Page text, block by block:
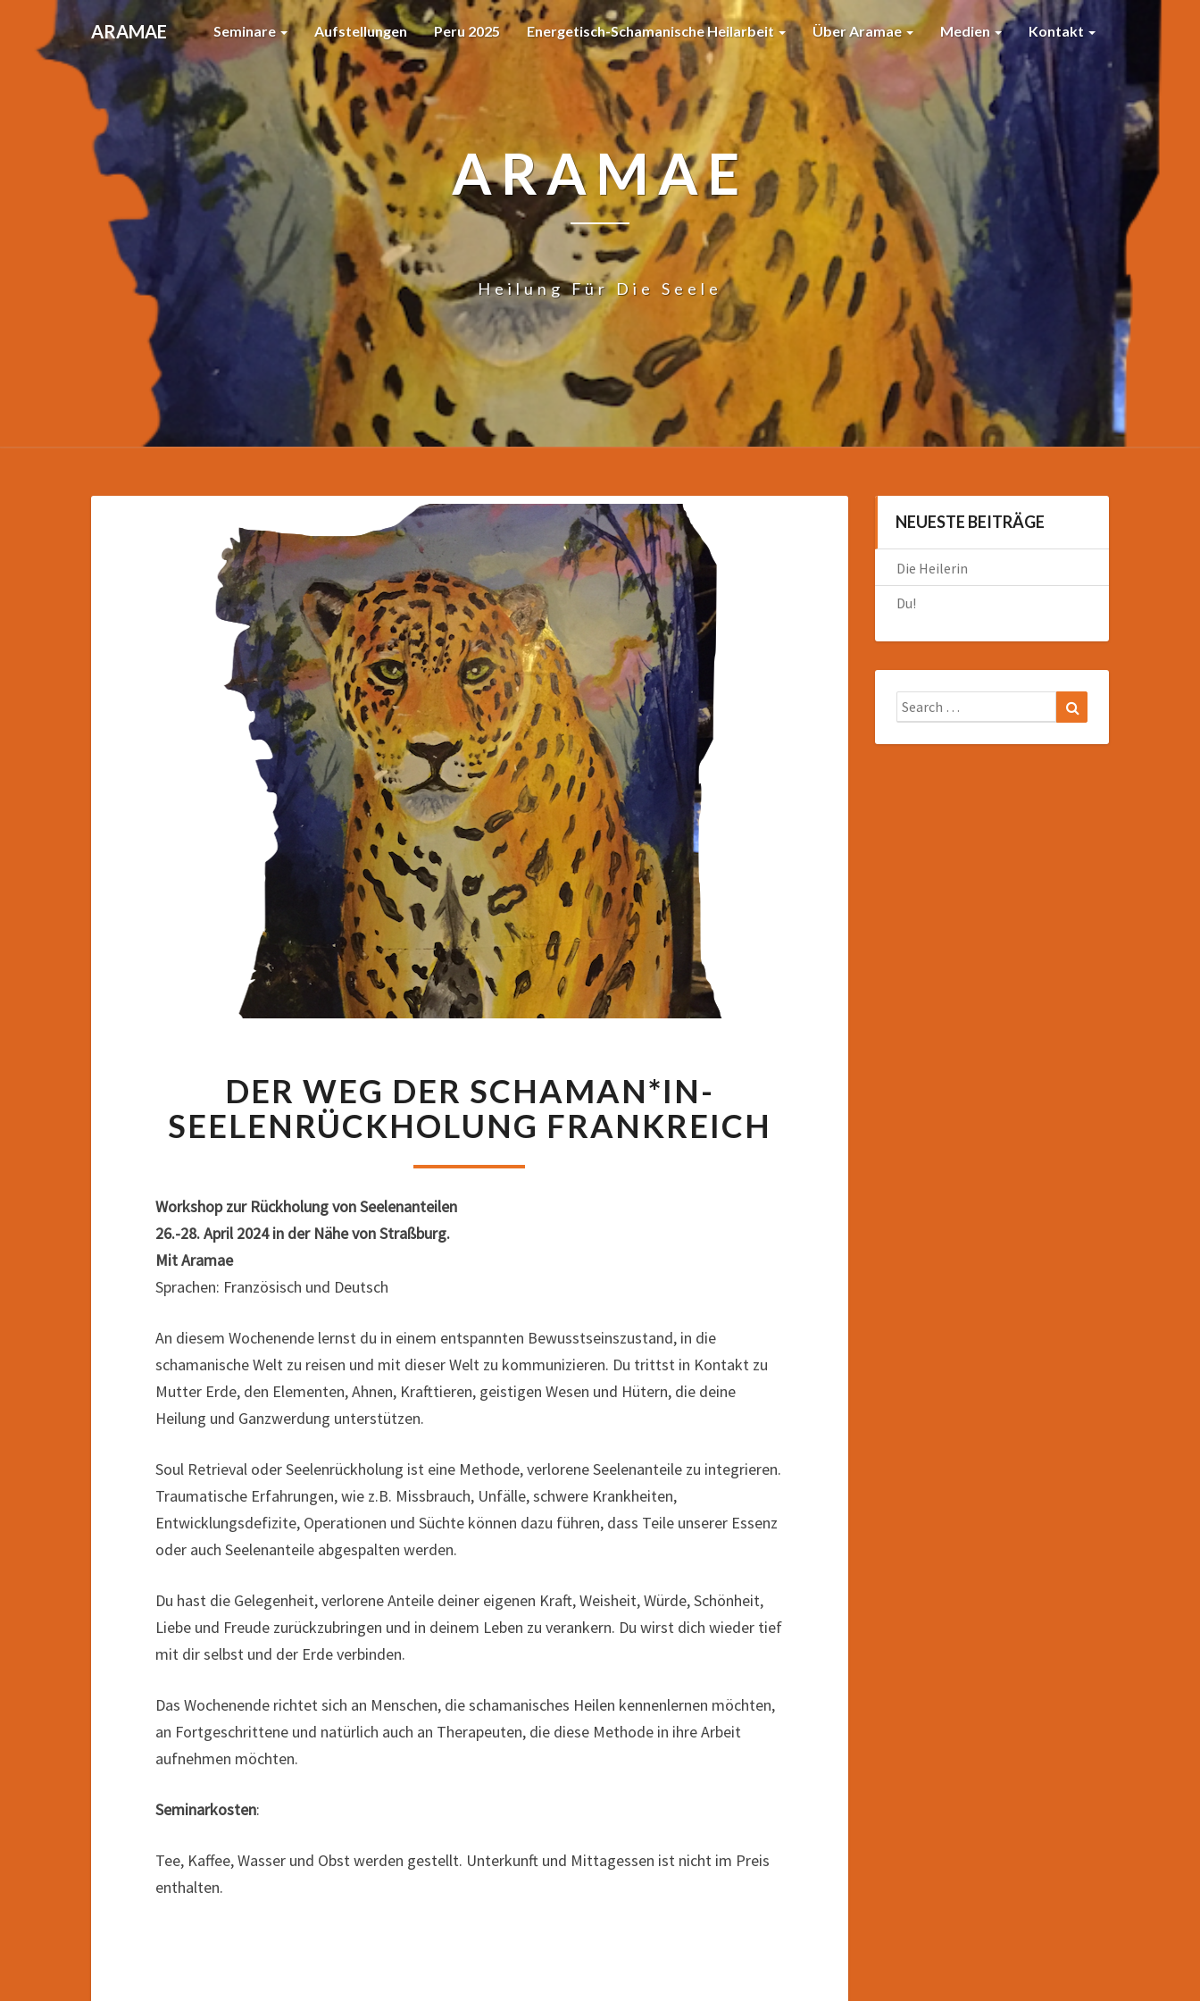
ARAMAE Seminare Aufstellungen Peru 2025 Energetisch-Schamanische Heilarbeit Über Aramae Medien Kontakt
ARAMAE
Heilung Für Die Seele
WEG
DER
SCHAMAN*IN-
DER WEG DER SCHAMAN*IN-
SEELENRÜCKHOLUNG FRANKREICH
Workshop zur Rückholung von Seelenanteilen
26.-28. April 2024 in der Nähe von Straßburg.
Mit Aramae
Sprachen: Französisch und Deutsch
An diesem Wochenende lernst du in einem entspannten Bewusstseinszustand, in die
schamanische Welt zu reisen und mit dieser Welt zu kommunizieren. Du trittst in Kontakt zu
Mutter Erde, den Elementen, Ahnen, Krafttieren, geistigen Wesen und Hütern, die deine
Heilung und Ganzwerdung unterstützen.
Soul Retrieval oder Seelenrückholung ist eine Methode, verlorene Seelenanteile zu integrieren.
Traumatische Erfahrungen, wie z.B. Missbrauch, Unfälle, schwere Krankheiten,
Entwicklungsdefizite, Operationen und Süchte können dazu führen, dass Teile unserer Essenz
oder auch Seelenanteile abgespalten werden.
Du hast die Gelegenheit, verlorene Anteile deiner eigenen Kraft, Weisheit, Würde, Schönheit,
Liebe und Freude zurückzubringen und in deinem Leben zu verankern. Du wirst dich wieder tief
mit dir selbst und der Erde verbinden.
Das Wochenende richtet sich an Menschen, die schamanisches Heilen kennenlernen möchten,
an Fortgeschrittene und natürlich auch an Therapeuten, die diese Methode in ihre Arbeit
aufnehmen möchten.
Seminarkosten:
Tee, Kaffee, Wasser und Obst werden gestellt. Unterkunft und Mittagessen ist nicht im Preis
enthalten.
NEUESTE BEITRÄGE
Die Heilerin
Du!
Search
for: